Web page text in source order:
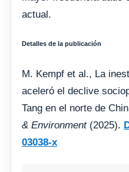
actual.
Detalles de la publicación
M. Kempf et al., La
aceleró el declive
Tang en el norte de
& Environment(2025).
03038-x